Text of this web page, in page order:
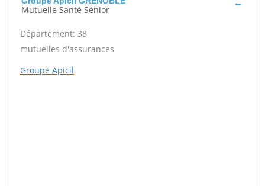
Mutuelle Santé Sénior
Département: 38
mutuelles d'assurances
Groupe Apicil